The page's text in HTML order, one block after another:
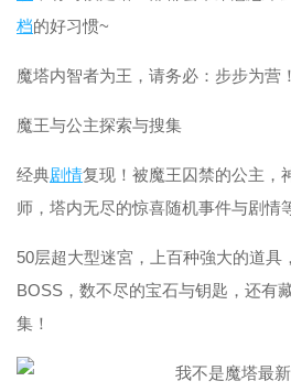
档的好习惯~
魔塔内智者为王，请务必：步步为营！
魔王与公主探索与搜集
经典剧情复现！被魔王囚禁的公主，
师，塔内无尽的惊喜随机事件与剧情
50层超大型迷宮，上百种強大的道具
BOSS，数不尽的宝石与钥匙，还有
集！